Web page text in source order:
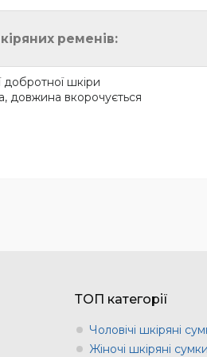
ременів:
добротної шкіри
довжина вкорочується
ТОП категорії
Чоловічі шкіряні
Жіночі шкіряні сумки